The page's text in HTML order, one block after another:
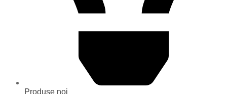
Produse noi